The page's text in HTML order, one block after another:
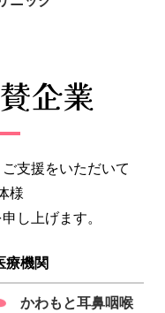
企業
支援をいただいて
様
し上げます。
療機関
かわもと耳鼻咽喉